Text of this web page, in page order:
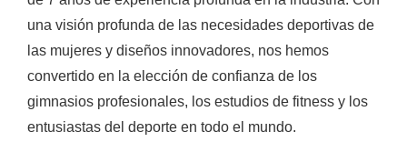
una visión profunda de las necesidades deportivas de
las mujeres y diseños innovadores, nos hemos
convertido en la elección de confianza de los
gimnasios profesionales, los estudios de fitness y los
entusiastas del deporte en todo el mundo.